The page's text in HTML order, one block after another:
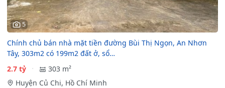
5
Chính chủ bán nhà mặt tiền đường Bùi Thị Ngọn, An Nhơn
Tây, 303m2 có 199m2 đất ở, sổ…
2.7 tỷ
303 m²
Huyện Củ Chi, Hồ Chí Minh